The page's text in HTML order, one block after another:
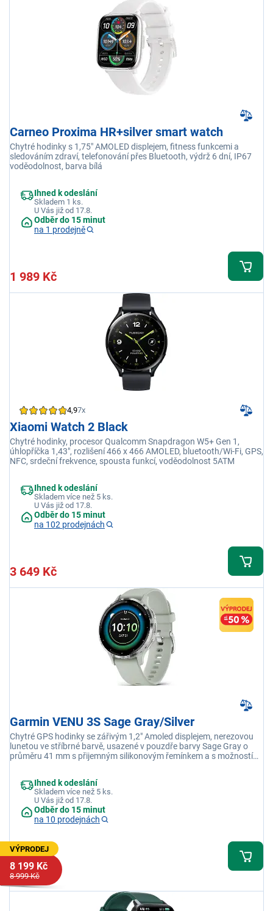
Carneo Proxima HR+silver smart watch
Chytré hodinky s 1,75" AMOLED displejem, fitness funkcemi a
sledováním zdraví, telefonování přes Bluetooth, výdrž 6 dní, IP67
voděodolnost, barva bílá
Ihned k odeslání
Skladem 1 ks.
U Vás již od 17.8.
Odběr do 15 minut
na 1 prodejně
1 989 Kč
4,97x
Xiaomi Watch 2 Black
Chytré hodinky, procesor Qualcomm Snapdragon W5+ Gen 1,
úhlopříčka 1,43", rozlišení 466 x 466 AMOLED, bluetooth/Wi-Fi, GPS,
NFC, srdeční frekvence, spousta funkcí, voděodolnost 5ATM
Ihned k odeslání
Skladem více než 5 ks.
U Vás již od 17.8.
Odběr do 15 minut
na 102 prodejnách
3 649 Kč
Garmin VENU 3S Sage Gray/Silver
Chytré GPS hodinky se zářivým 1,2" Amoled displejem, nerezovou
lunetou ve stříbrné barvě, usazené v pouzdře barvy Sage Gray o
průměru 41 mm s přijemným silikonovým řemínkem a s možností
Ihned k odeslání
Skladem více než 5 ks.
U Vás již od 17.8.
Odběr do 15 minut
na 10 prodejnách
VÝPRODEJ
8 199 Kč
8 999 Kč